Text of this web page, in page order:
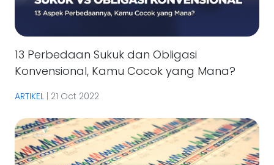
13 Perbedaan Sukuk dan Obligasi
Konvensional, Kamu Cocok yang Mana?
ARTIKEL | 21 Oct 2022